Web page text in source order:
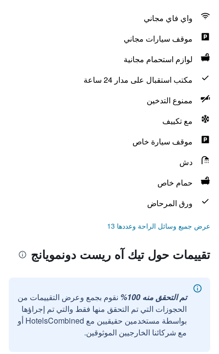
واي فاي مجاني
موقف سيارات مجاني
لوازم استحمام مجانية
مكتب استقبال على مدار 24 ساعة
ممنوع التدخين
مع تكييف
موقف سيارة خاص
دش
حمام خاص
ورق المرحاض
عرض جميع وسائل الراحة وعددها 13
تقييمات حول تيك آه ريست دونمويانج
تم التحقق منه 100%
نقوم بجمع وعرض التقييمات من
الحجوزات التي تم التحقق منها فقط والتي تم إجراؤها
بواسطة مستخدمين حقيقيين مع HotelsCombined أو
مع شركائنا الخارجيين الموثوقين.